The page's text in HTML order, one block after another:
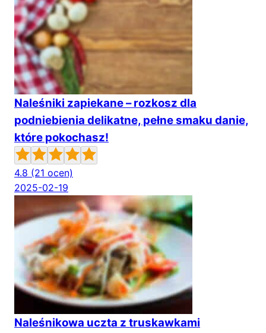
Naleśniki zapiekane – rozkosz dla
podniebienia delikatne, pełne smaku danie,
które pokochasz!
4.8 (21 ocen)
2025-02-19
Naleśnikowa uczta z truskawkami